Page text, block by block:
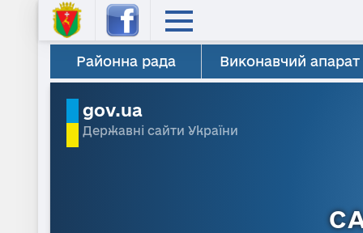
Районна рада Виконавчий апарат
gov.ua
Державні сайти України